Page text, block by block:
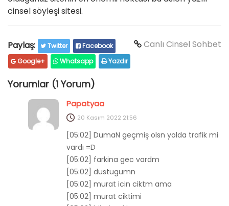
cinsel söyleşi sitesi.
Canlı Cinsel Sohbet
Paylaş: Twitter
Facebook
Google+
Whatsapp Yazdır
Yorumlar (1 Yorum)
Papatyaa
20 Kasım 2022 21:56
[05:02] DumaN geçmiş olsn yolda trafik mi
vardı =D
[05:02] farkina gec vardm
[05:02] dustugumn
[05:02] murat icin ciktm ama
[05:02] murat ciktimi